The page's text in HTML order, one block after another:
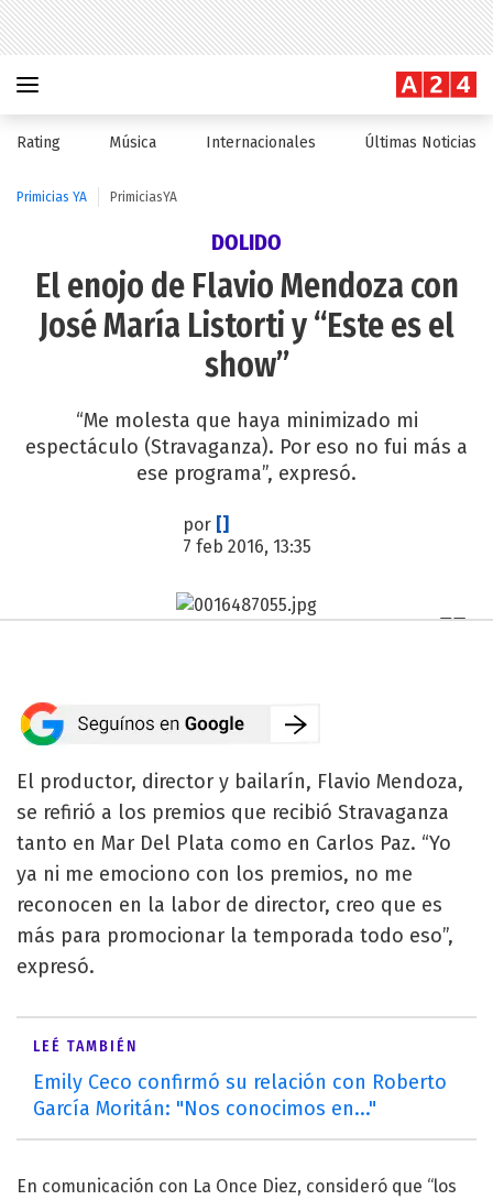
Rating Música Internacionales Últimas Noticias
Primicias YA PrimiciasYA
DOLIDO
El enojo de Flavio Mendoza con
José María Listorti y “Este es el
show”
“Me molesta que haya minimizado mi
espectáculo (Stravaganza). Por eso no fui más a
ese programa”, expresó.
por []
7 feb 2016, 13:35
El productor, director y bailarín, Flavio Mendoza,
se refirió a los premios que recibió Stravaganza
tanto en Mar Del Plata como en Carlos Paz. “Yo
ya ni me emociono con los premios, no me
reconocen en la labor de director, creo que es
más para promocionar la temporada todo eso”,
expresó.
LEÉ TAMBIÉN
Emily Ceco confirmó su relación con Roberto
García Moritán: "Nos conocimos en..."
En comunicación con La Once Diez, consideró que “los